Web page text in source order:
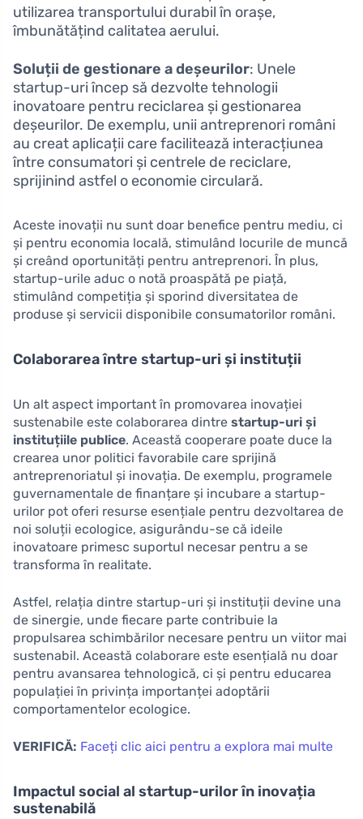
utilizarea transportului durabil în orașe,
îmbunătățind calitatea aerului.
Soluții de gestionare a deșeurilor: Unele
startup-uri încep să dezvolte tehnologii
inovatoare pentru reciclarea și gestionarea
deșeurilor. De exemplu, unii antreprenori români
au creat aplicații care facilitează interacțiunea
între consumatori și centrele de reciclare,
sprijinind astfel o economie circulară.
Aceste inovații nu sunt doar benefice pentru mediu, ci
și pentru economia locală, stimulând locurile de muncă
și creând oportunități pentru antreprenori. În plus,
startup-urile aduc o notă proaspătă pe piață,
stimulând competiția și sporind diversitatea de
produse și servicii disponibile consumatorilor români.
Colaborarea între startup-uri și instituții
Un alt aspect important în promovarea inovației
sustenabile este colaborarea dintre startup-uri și
instituțiile publice. Această cooperare poate duce la
crearea unor politici favorabile care sprijină
antreprenoriatul și inovația. De exemplu, programele
guvernamentale de finanțare și incubare a startup-
urilor pot oferi resurse esențiale pentru dezvoltarea de
noi soluții ecologice, asigurându-se că ideile
inovatoare primesc suportul necesar pentru a se
transforma în realitate.
Astfel, relația dintre startup-uri și instituții devine una
de sinergie, unde fiecare parte contribuie la
propulsarea schimbărilor necesare pentru un viitor mai
sustenabil. Această colaborare este esențială nu doar
pentru avansarea tehnologică, ci și pentru educarea
populației în privința importanței adoptării
comportamentelor ecologice.
VERIFICĂ: Faceți clic aici pentru a explora mai multe
Impactul social al startup-urilor în inovația
sustenabilă